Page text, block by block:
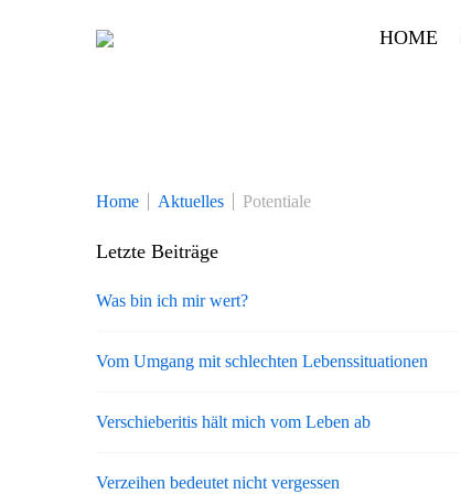
HOME
Home Aktuelles Potentiale
Letzte Beiträge
Was bin ich mir wert?
Vom Umgang mit schlechten Lebenssituationen
Verschieberitis hält mich vom Leben ab
Verzeihen bedeutet nicht vergessen